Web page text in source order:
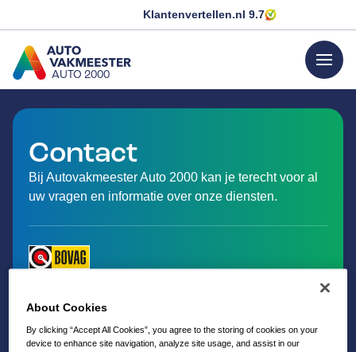
Klantenvertellen.nl 9.7
AUTO 2000
GA NAAR DE HOMEPAGINA
menu
Contact
Bij Autovakmeester Auto 2000 kan je terecht voor al
uw vragen en informatie over onze diensten.
About Cookies
By clicking “Accept All Cookies”, you agree to the storing of cookies on your
device to enhance site navigation, analyze site usage, and assist in our